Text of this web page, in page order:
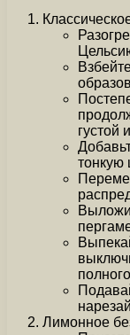
густой
тонкую
Лимонное